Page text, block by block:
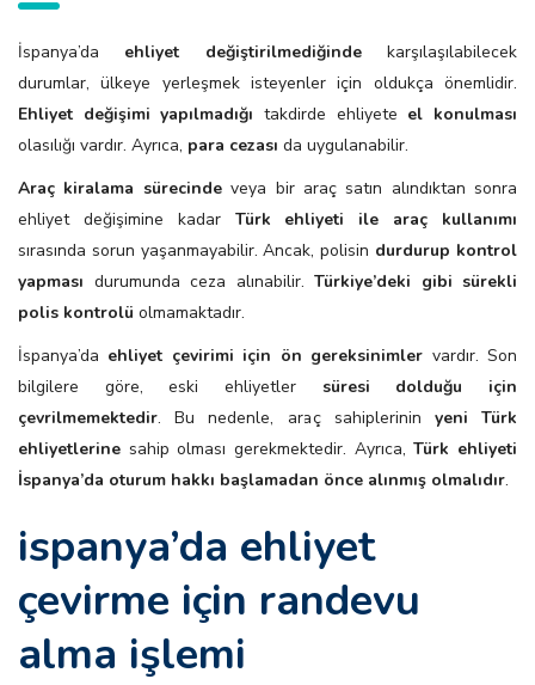
İspanya’da ehliyet değiştirilmediğindekarşılaşılabilecek
durumlar, ülkeye yerleşmek isteyenler için oldukça önemlidir.
Ehliyet değişimi yapılmadığı takdirde ehliyete el konulması
olasılığı vardır. Ayrıca, para cezası da uygulanabilir.
Araç kiralama sürecindeveya bir araç satın alındıktan sonra
ehliyet değişimine kadar Türk ehliyeti ile araç kullanımı
sırasında sorun yaşanmayabilir. Ancak, polisin durdurup kontrol
yapması durumunda ceza alınabilir. Türkiye’deki gibi sürekli
polis kontrolü olmamaktadır.
İspanya’da ehliyet çevirimi için ön gereksinimler vardır. Son
bilgilere göre, eski ehliyetler süresi dolduğu için
çevrilmemektedir. Bu nedenle, araç sahiplerinin yeni Türk
ehliyetlerine sahip olması gerekmektedir. Ayrıca,Türk ehliyeti
İspanya’da oturum hakkı başlamadan önce alınmış olmalıdır.
i̇spanya’da ehliyet
çevirme i̇çin randevu
alma i̇şlemi